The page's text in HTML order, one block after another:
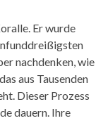
Er wurde
nachdenken, wie
aus Tausenden
Dieser Prozess
dauern. Ihre